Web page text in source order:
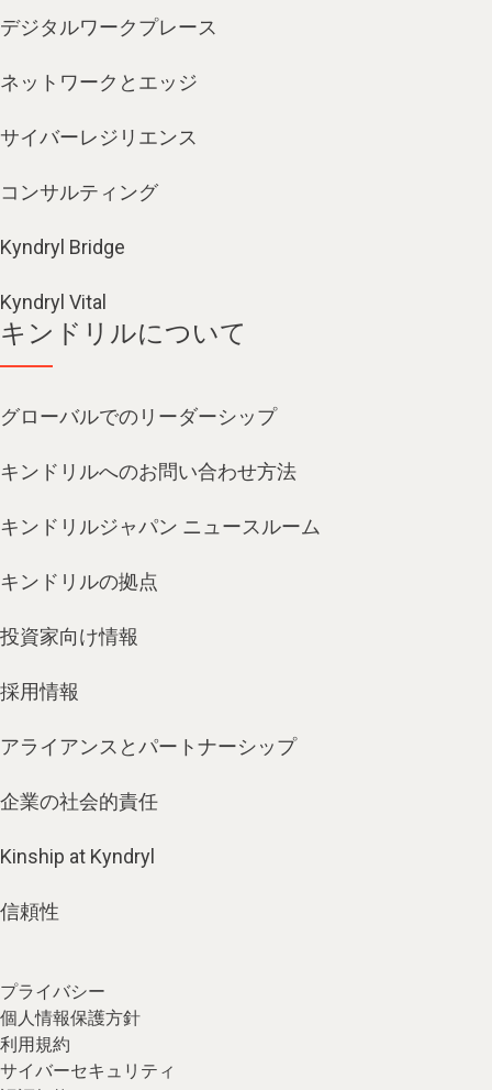
デジタルワークプレース
ネットワークとエッジ
サイバーレジリエンス
コンサルティング
Kyndryl Bridge
Kyndryl Vital
キンドリルについて
グローバルでのリーダーシップ
キンドリルへのお問い合わせ方法
キンドリルジャパン ニュースルーム
キンドリルの拠点
投資家向け情報
採用情報
アライアンスとパートナーシップ
企業の社会的責任
Kinship at Kyndryl
信頼性
プライバシー
個人情報保護方針
利用規約
サイバーセキュリティ